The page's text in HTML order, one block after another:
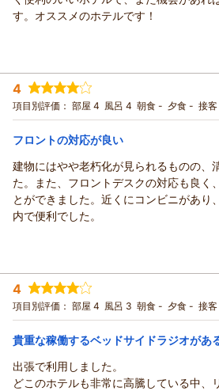
す。オススメのホテルです！
投稿者： ちかさん(女性/30代)
宿泊プラン： ☆シングル☆じゃらん ◎期間限
シングル 食事なし
宿泊価格帯： 7,001～8,000円(大人一人あたり/
4
項目別評価： 部屋 4 風呂 4 朝食 - 夕食 - 接
フロントの対応が良い
建物にはやや老朽化が見られるものの、
た。また、フロントデスクの対応も良く
とができました。近くにコンビニがあり
内で便利でした。
投稿者： マリモさん(女性/50代)
宿泊プラン： ☆シングル☆じゃらん ◎期間限
シングル 食事なし
宿泊価格帯： 7,001～8,000円(大人一人あたり/
4
項目別評価： 部屋 4 風呂 3 朝食 - 夕食 - 接
貴重な稼働するベッドサイドラジオがあ
出張で利用しました。
どこのホテルも非常に高騰している中、